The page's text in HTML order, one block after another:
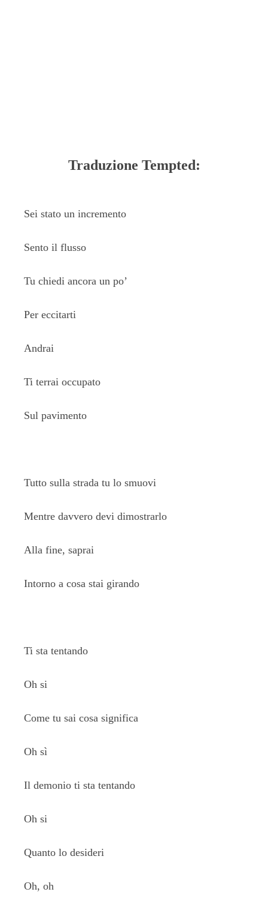
Traduzione Tempted:
Sei stato un incremento
Sento il flusso
Tu chiedi ancora un po’
Per eccitarti
Andrai
Ti terrai occupato
Sul pavimento
Tutto sulla strada tu lo smuovi
Mentre davvero devi dimostrarlo
Alla fine, saprai
Intorno a cosa stai girando
Ti sta tentando
Oh si
Come tu sai cosa significa
Oh sì
Il demonio ti sta tentando
Oh si
Quanto lo desideri
Oh, oh